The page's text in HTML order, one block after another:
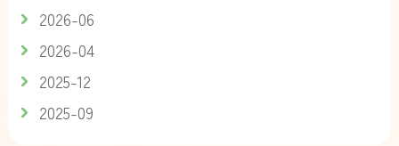
2026-06
2026-04
2025-12
2025-09